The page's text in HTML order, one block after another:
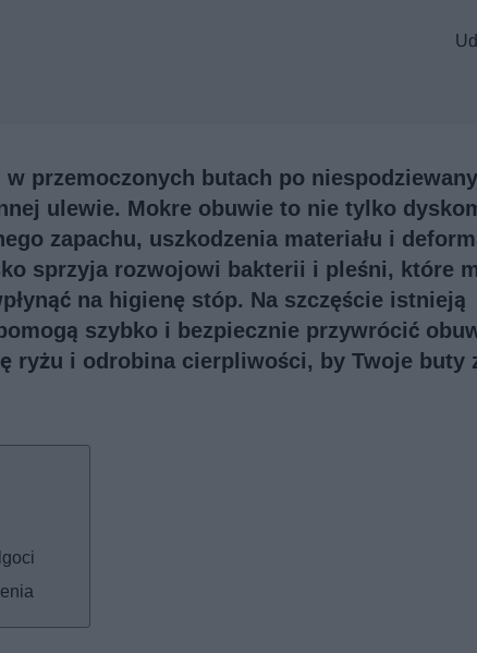
przemoczonych butach po
ulewie. Mokre obuwie to nie tylko
zapachu, uszkodzenia materiału i
sprzyja rozwojowi bakterii i pleśni, które
na higienę stóp. Na szczęście istnieją
szybko i bezpiecznie przywrócić
ryżu i odrobina cierpliwości, by Twoje buty